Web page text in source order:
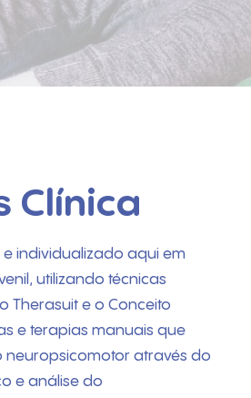
Clínica
individualizado aqui em
utilizando técnicas
Therasuit e o Conceito
e terapias manuais que
neuropsicomotor através do
e análise do